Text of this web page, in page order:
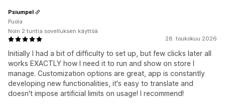
28. toukokuu 2026
Initially I had a bit of difficulty to set up, but few clicks later all
works EXACTLY how I need it to run and show on store I
manage. Customization options are great, app is constantly
developing new functionalities, it's easy to translate and
doesn't impose artificial limits on usage! I recommend!
Psiumpel
Puola
Noin 2 tuntia sovelluksen käyttöä